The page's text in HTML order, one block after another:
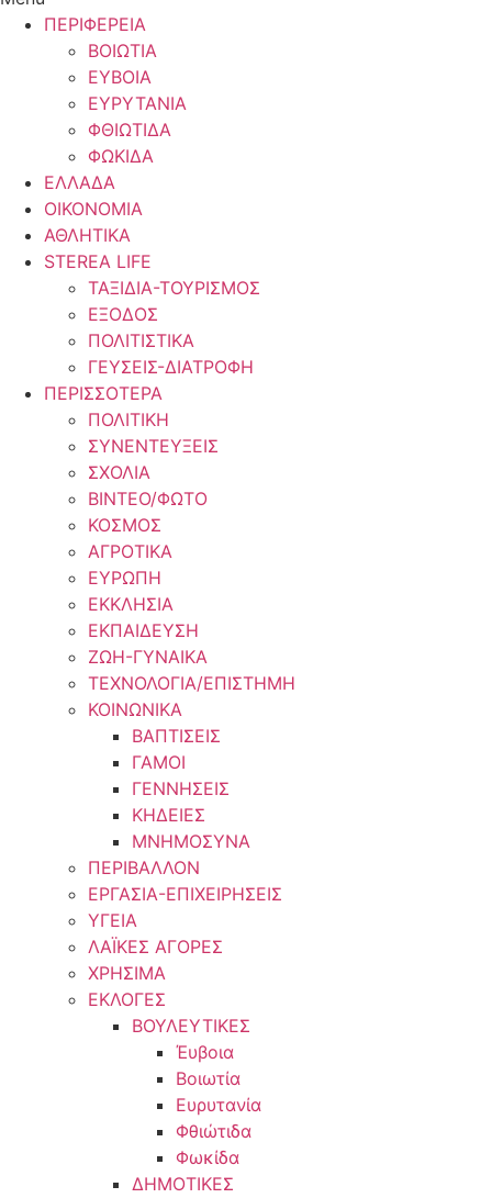
ΠΕΡΙΦΕΡΕΙΑ
ΒΟΙΩΤΙΑ
ΕΥΒΟΙΑ
ΕΥΡΥΤΑΝΙΑ
ΦΘΙΩΤΙΔΑ
ΦΩΚΙΔΑ
ΕΛΛΑΔΑ
ΟΙΚΟΝΟΜΙΑ
ΑΘΛΗΤΙΚΑ
STEREA LIFE
ΤΑΞΙΔΙΑ-ΤΟΥΡΙΣΜΟΣ
ΕΞΟΔΟΣ
ΠΟΛΙΤΙΣΤΙΚΑ
ΓΕΥΣΕΙΣ-ΔΙΑΤΡΟΦΗ
ΠΕΡΙΣΣΟΤΕΡΑ
ΠΟΛΙΤΙΚΗ
ΣΥΝΕΝΤΕΥΞΕΙΣ
ΣΧΟΛΙΑ
ΒΙΝΤΕΟ/ΦΩΤΟ
ΚΟΣΜΟΣ
ΑΓΡΟΤΙΚΑ
ΕΥΡΩΠΗ
ΕΚΚΛΗΣΙΑ
ΕΚΠΑΙΔΕΥΣΗ
ΖΩΗ-ΓΥΝΑΙΚΑ
ΤΕΧΝΟΛΟΓΙΑ/ΕΠΙΣΤΗΜΗ
ΚΟΙΝΩΝΙΚΑ
ΒΑΠΤΙΣΕΙΣ
ΓΑΜΟΙ
ΓΕΝΝΗΣΕΙΣ
ΚΗΔΕΙΕΣ
ΜΝΗΜΟΣΥΝΑ
ΠΕΡΙΒΑΛΛΟΝ
ΕΡΓΑΣΙΑ-ΕΠΙΧΕΙΡΗΣΕΙΣ
ΥΓΕΙΑ
ΛΑΪΚΕΣ ΑΓΟΡΕΣ
ΧΡΗΣΙΜΑ
ΕΚΛΟΓΕΣ
ΒΟΥΛΕΥΤΙΚΕΣ
Έυβοια
Βοιωτία
Ευρυτανία
Φθιώτιδα
Φωκίδα
ΔΗΜΟΤΙΚΕΣ